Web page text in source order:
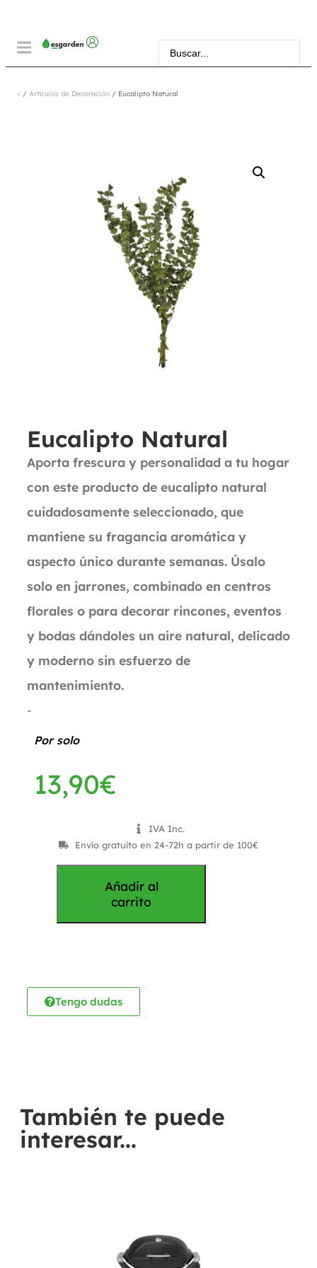
< / Artículos de Decoración / Eucalipto Natural
Eucalipto Natural
Aporta frescura y personalidad a tu hogar
con este producto de eucalipto natural
cuidadosamente seleccionado, que
mantiene su fragancia aromática y
aspecto único durante semanas. Úsalo
solo en jarrones, combinado en centros
florales o para decorar rincones, eventos
y bodas dándoles un aire natural, delicado
y moderno sin esfuerzo de
mantenimiento.
-
Por solo
13,90€
IVA Inc.
Envío gratuíto en 24-72h a partir de 100€
Añadir al
carrito
Tengo dudas
También te puede
interesar...